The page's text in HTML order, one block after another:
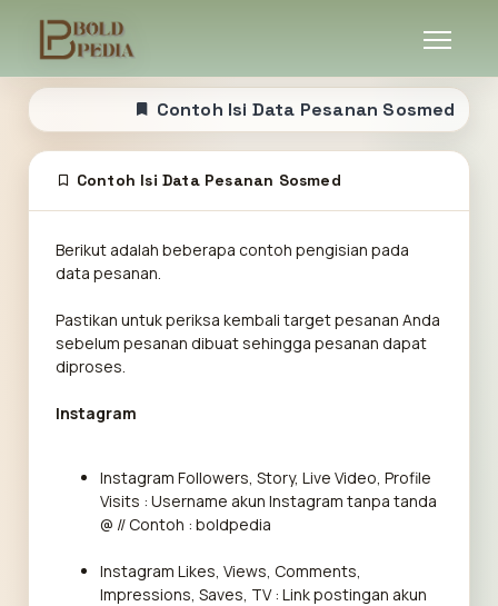
Contoh Isi Data Pesanan Sosmed
Contoh Isi Data Pesanan Sosmed
Berikut adalah beberapa contoh pengisian pada
data pesanan.
Pastikan untuk periksa kembali target pesanan Anda
sebelum pesanan dibuat sehingga pesanan dapat
diproses.
Instagram
Instagram Followers, Story, Live Video, Profile
Visits : Username akun Instagram tanpa tanda
@ // Contoh : boldpedia
Instagram Likes, Views, Comments,
Impressions, Saves, TV : Link postingan akun